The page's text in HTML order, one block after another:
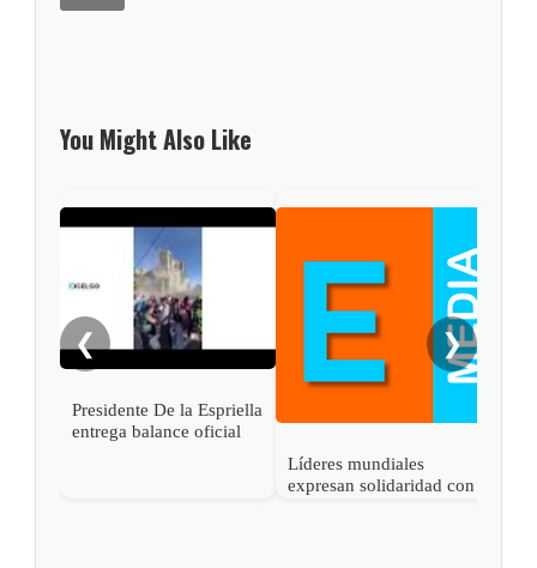
You Might Also Like
❮
Presidente De la Espriella
entrega balance oficial
Líderes mundiales
expresan solidaridad con
❯